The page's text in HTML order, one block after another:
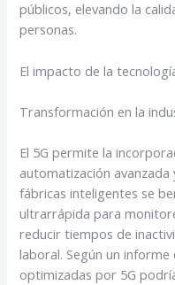
públicos, elevando la
personas.
El impacto de la
Transformación en la
El 5G permite la
automatización
fábricas inteligentes se
ultrarrápida para
reducir tiempos de
laboral. Según un informe
optimizadas por 5G